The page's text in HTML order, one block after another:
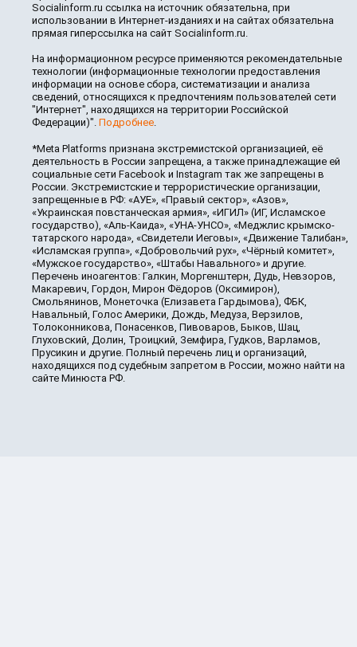
Socialinform.ru ссылка на источник обязательна, при
использовании в Интернет-изданиях и на сайтах обязательна
прямая гиперссылка на сайт Socialinform.ru.
На информационном ресурсе применяются рекомендательные
технологии (информационные технологии предоставления
информации на основе сбора, систематизации и анализа
сведений, относящихся к предпочтениям пользователей сети
"Интернет", находящихся на территории Российской
Федерации)". Подробнее.
*Meta Platforms признана экстремистской организацией, её
деятельность в России запрещена, а также принадлежащие ей
социальные сети Facebook и Instagram так же запрещены в
России. Экстремистские и террористические организации,
запрещенные в РФ: «АУЕ», «Правый сектор», «Азов»,
«Украинская повстанческая армия», «ИГИЛ» (ИГ, Исламское
государство), «Аль-Каида», «УНА-УНСО», «Меджлис крымско-
татарского народа», «Свидетели Иеговы», «Движение Талибан»,
«Исламская группа», «Добровольчий рух», «Чёрный комитет»,
«Мужское государство», «Штабы Навального» и другие.
Перечень иноагентов: Галкин, Моргенштерн, Дудь, Невзоров,
Макаревич, Гордон, Мирон Фёдоров (Оксимирон),
Смольянинов, Монеточка (Елизавета Гардымова), ФБК,
Навальный, Голос Америки, Дождь, Медуза, Верзилов,
Толоконникова, Понасенков, Пивоваров, Быков, Шац,
Глуховский, Долин, Троицкий, Земфира, Гудков, Варламов,
Прусикин и другие. Полный перечень лиц и организаций,
находящихся под судебным запретом в России, можно найти на
сайте Минюста РФ.